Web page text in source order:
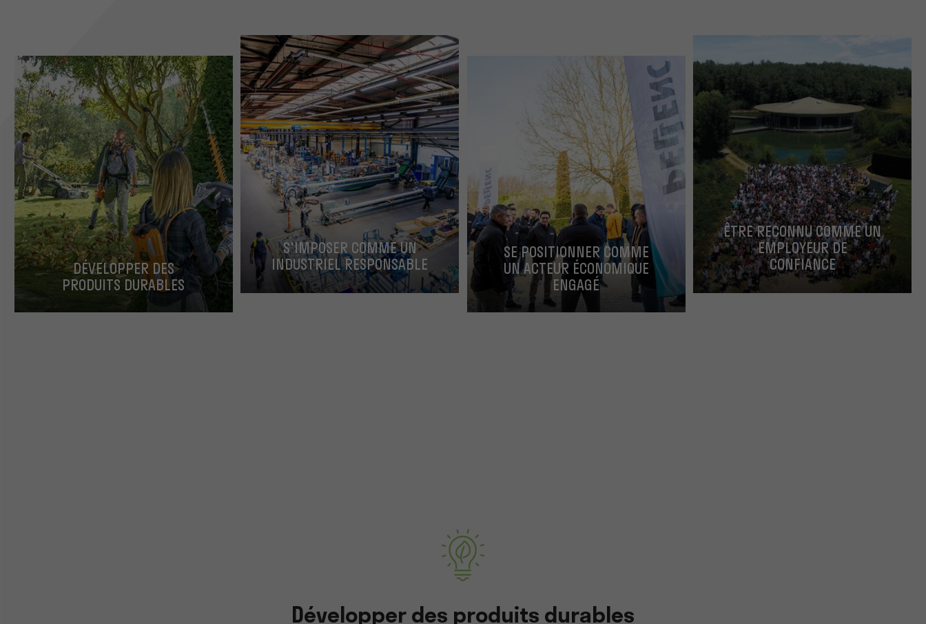
DÉVELOPPER DES
PRODUITS DURABLES
S'IMPOSER COMME UN
INDUSTRIEL RESPONSABLE
SE POSITIONNER COMME
UN ACTEUR ÉCONOMIQUE
ENGAGÉ
ÊTRE RECONNU COMME UN
EMPLOYEUR DE
CONFIANCE
Développer des produits durables